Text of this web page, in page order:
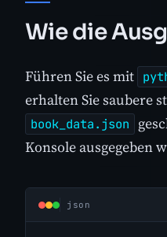
Wie die
Führen Sie es mit
erhalten Sie saubere
book_data.json
Konsole ausgegeben
json